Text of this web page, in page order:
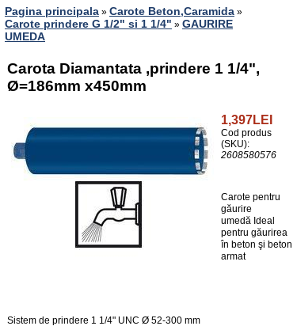
Pagina principala » Carote Beton,Caramida »
Carote prindere G 1/2" si 1 1/4" » GAURIRE
UMEDA
Carota Diamantata ,prindere 1 1/4",
Ø=186mm x450mm
1,397LEI
Cod produs
(SKU):
2608580576
Carote pentru
găurire
umedă Ideal
pentru găurirea
în beton şi beton
armat
Sistem de prindere 1 1/4" UNC Ø 52-300 mm